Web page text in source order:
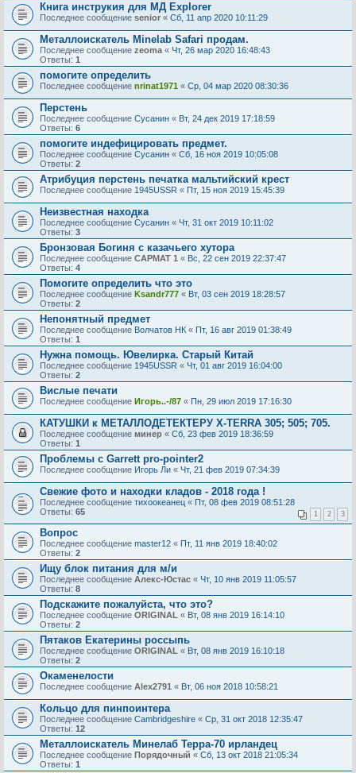
Книга инструкия для МД Explorer
Последнее сообщение senior « Сб, 11 апр 2020 10:11:29
Металлоискатель Minelab Safari продам.
Последнее сообщение zeoma « Чт, 26 мар 2020 16:48:43
Ответы: 1
помогите определить
Последнее сообщение nrinat1971 « Ср, 04 мар 2020 08:30:36
Перстень
Последнее сообщение Сусанин « Вт, 24 дек 2019 17:18:59
Ответы: 6
помогите индефицировать предмет.
Последнее сообщение Сусанин « Сб, 16 ноя 2019 10:05:08
Ответы: 2
Атрибуция перстень печатка мальтийский крест
Последнее сообщение 1945USSR « Пт, 15 ноя 2019 15:45:39
Неизвестная находка
Последнее сообщение Сусанин « Чт, 31 окт 2019 10:11:02
Ответы: 3
Бронзовая Богиня с казачьего хутора
Последнее сообщение САРМАТ 1 « Вс, 22 сен 2019 22:37:47
Ответы: 4
Помогите определить что это
Последнее сообщение Ksandr777 « Вт, 03 сен 2019 18:28:57
Ответы: 2
Непонятный предмет
Последнее сообщение Волчатов НК « Пт, 16 авг 2019 01:38:49
Ответы: 1
Нужна помощь. Ювелирка. Старый Китай
Последнее сообщение 1945USSR « Чт, 01 авг 2019 16:04:00
Ответы: 2
Вислые печати
Последнее сообщение Игорь..-/87 « Пн, 29 июл 2019 17:16:30
КАТУШКИ к МЕТАЛЛОДЕТЕКТЕРУ X-TERRA 305; 505; 705.
Последнее сообщение минер « Сб, 23 фев 2019 18:36:59
Ответы: 1
Проблемы с Garrett pro-pointer2
Последнее сообщение Игорь Ли « Чт, 21 фев 2019 07:34:39
Свежие фото и находки кладов - 2018 года !
Последнее сообщение тихоокеанец « Пт, 08 фев 2019 08:51:28
Ответы: 65 1 2 3
Вопрос
Последнее сообщение master12 « Пт, 11 янв 2019 18:40:02
Ответы: 2
Ищу блок питания для м/и
Последнее сообщение Алекс-Юстас « Чт, 10 янв 2019 11:05:57
Ответы: 8
Подскажите пожалуйста, что это?
Последнее сообщение ORIGINAL « Вт, 08 янв 2019 16:14:10
Ответы: 2
Пятаков Екатерины россыпь
Последнее сообщение ORIGINAL « Вт, 08 янв 2019 16:10:18
Ответы: 2
Окаменелости
Последнее сообщение Alex2791 « Вт, 06 ноя 2018 10:58:21
Кольцо для пинпоинтера
Последнее сообщение Cambridgeshire « Ср, 31 окт 2018 12:35:47
Ответы: 12
Металлоискатель Минелаб Терра-70 ирландец
Последнее сообщение Порядочный « Сб, 13 окт 2018 21:05:34
Ответы: 1